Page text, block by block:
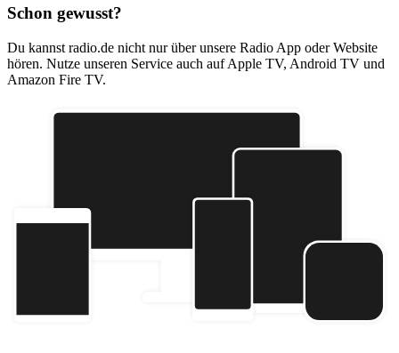
Schon gewusst?
Du kannst radio.de nicht nur über unsere Radio App oder Website
hören. Nutze unseren Service auch auf Apple TV, Android TV und
Amazon Fire TV.